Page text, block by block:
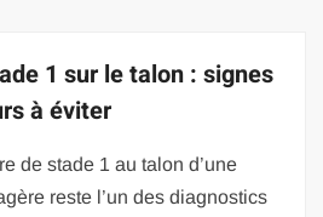
1 sur le talon : signes
à éviter
de stade 1 au talon d’une
reste l’un des diagnostics